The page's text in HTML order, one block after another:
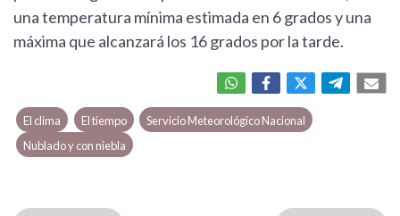
una temperatura mínima estimada en 6 grados y una
máxima que alcanzará los 16 grados por la tarde.
El clima El tiempo
Servicio Meteorológico Nacional
Nublado y con niebla